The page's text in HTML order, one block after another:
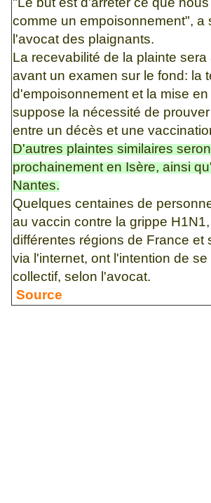
comme un empoisonnement", a
l'avocat des plaignants.
La recevabilité de la plainte sera
avant un examen sur le fond: la
d'empoisonnement et la mise
suppose la nécessité de
entre un décès et une
D'autres plaintes similaires
prochainement enIsère, ainsi
Nantes.
Quelques centaines de
au vaccin contre la grippe
différentes régions de France et
via l'internet, ont l'intention de
collectif, selon l'avocat.
Source